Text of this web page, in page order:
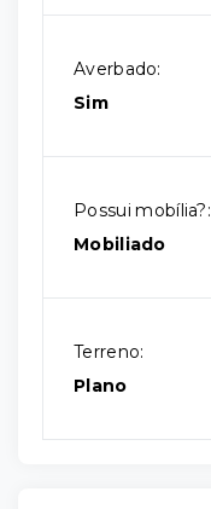
Averbado:
Sim
Possui mobília?:
Mobiliado
Terreno:
Plano